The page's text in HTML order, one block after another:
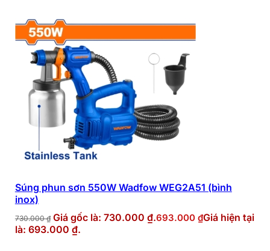
Súng phun sơn 550W Wadfow WEG2A51 (bình
inox)
730.000₫ Giá gốc là: 730.000 ₫.693.000 ₫Giá hiện tại
là: 693.000 ₫.